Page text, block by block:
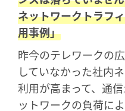
ネットワークトラフ
用事例」
昨今のテレワークの
していなかった社内
利用が高まって、通
ットワークの負荷に